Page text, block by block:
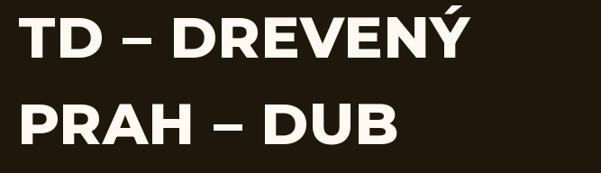
TD – DREVENÝ
PRAH – DUB